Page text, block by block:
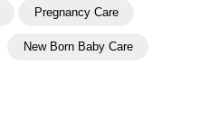
Pregnancy Care
New Born Baby Care